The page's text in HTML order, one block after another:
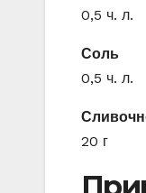
0,5 ч. л.
Соль
0,5 ч. л.
20 г